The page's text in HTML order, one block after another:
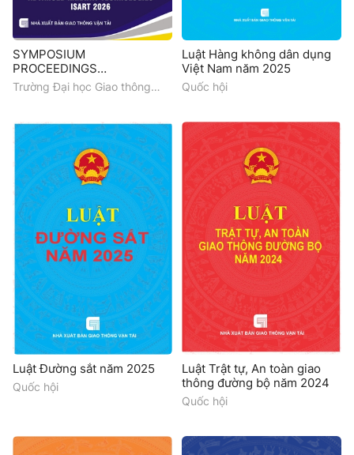
SYMPOSIUM
PROCEEDINGS
INTERNATIONAL
SYMPOSIUM ON
TECHNOLOGIES (ISART
2026)
Trường Đại học Giao thông
Mỹ Thuận, Thaco, HCMC
Metro, PORTCOAST, TEDI
South
Luật Hàng không dân dụng
Việt Nam năm 2025
Quốc hội
Luật Đường sắt năm 2025
Quốc hội
Luật Trật tự, An toàn giao
thông đường bộ năm 2024
Quốc hội